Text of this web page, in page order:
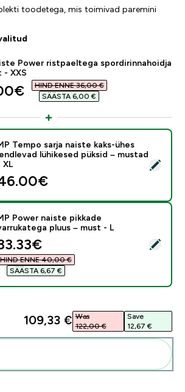
toodetega, mis toimivad paremini
Power ristpaeltega spordirinnahoidja
- XXS
price
HIND ENNE 36,00 €‎
SÄÄSTA 6,00 €‎
- MP Tempo sarja naiste kaks-ühes
Tempo sarja naiste kaks-ühes
lühikesed püksid – mustad
XL
- MP Power naiste pikkade
Power naiste pikkade
pluus – must - L
price
HIND ENNE 40,00 €‎
SÄÄSTA 6,67 €‎
109,33 €‎ Was
122,00 €‎
Save
12,67 €‎